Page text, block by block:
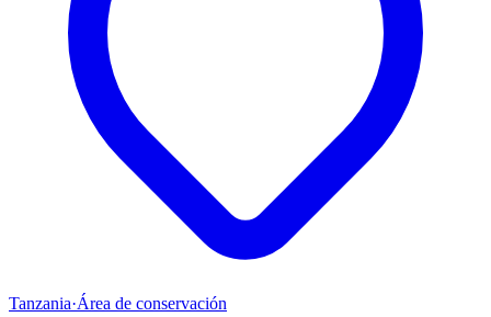
Tanzania·Área de conservación